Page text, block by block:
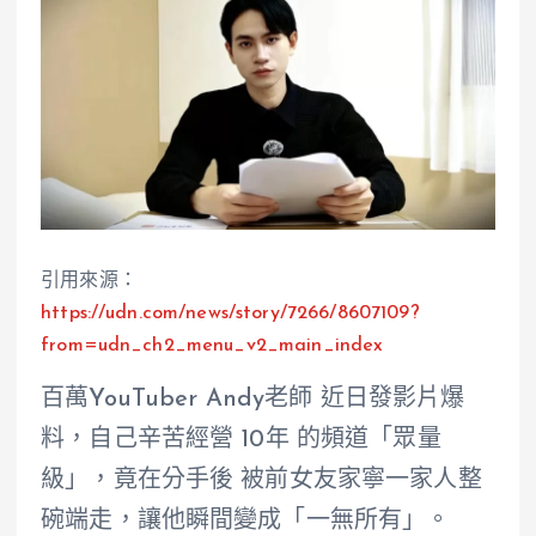
引用來源：
https://udn.com/news/story/7266/8607109?
from=udn_ch2_menu_v2_main_index
百萬YouTuber Andy老師 近日發影片爆
料，自己辛苦經營 10年 的頻道「眾量
級」，竟在分手後 被前女友家寧一家人整
碗端走，讓他瞬間變成「一無所有」。